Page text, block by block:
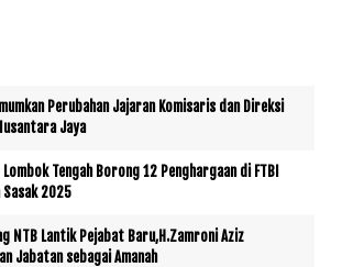
Perubahan Jajaran Komisaris dan Direksi
Jaya
Lombok Tengah Borong 12 Penghargaan di FTBI
Sasak 2025
NTB Lantik Pejabat Baru,H.Zamroni Aziz
Jabatan sebagai Amanah